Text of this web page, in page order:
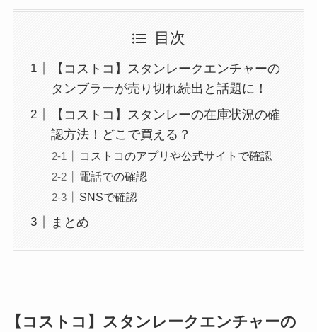
目次
【コストコ】スタンレークエンチャーの
タンブラーが売り切れ続出と話題に！
【コストコ】スタンレーの在庫状況の確
認方法！どこで買える？
コストコのアプリや公式サイトで確認
電話での確認
SNSで確認
まとめ
【コストコ】スタンレークエンチャーの